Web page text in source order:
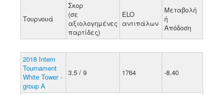
Τουρνουά
Σκορ
(σε
αξιολογημένες
παρτίδες)
ELO
αντιπάλων
Μεταβολή
ή
Απόδοση
2018 Intern
Tournament
White Tower -
group A
3.5 / 9 1764 -8.40